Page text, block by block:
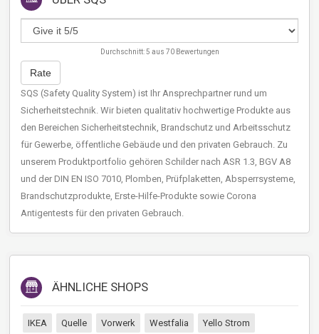
Durchschnitt:5 aus 70Bewertungen
Rate
SQS (Safety Quality System) ist Ihr Ansprechpartner rund um
Sicherheitstechnik. Wir bieten qualitativ hochwertige Produkte aus
den Bereichen Sicherheitstechnik, Brandschutz und Arbeitsschutz
für Gewerbe, öffentliche Gebäude und den privaten Gebrauch. Zu
unserem Produktportfolio gehören Schilder nach ASR 1.3, BGV A8
und der DIN EN ISO 7010, Plomben, Prüfplaketten, Absperrsysteme,
Brandschutzprodukte, Erste-Hilfe-Produkte sowie Corona
Antigentests für den privaten Gebrauch.
ÄHNLICHE SHOPS
IKEA Quelle Vorwerk Westfalia Yello Strom